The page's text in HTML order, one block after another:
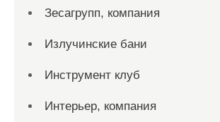
Зесагрупп, компания
Излучинские бани
Инструмент клуб
Интерьер, компания